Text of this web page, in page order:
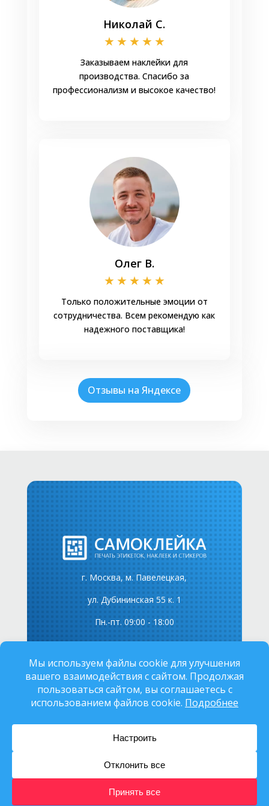
Николай С.
★★★★★
Заказываем наклейки для
производства. Спасибо за
профессионализм и высокое качество!
Олег В.
★★★★★
Только положительные эмоции от
сотрудничества. Всем рекомендую как
надежного поставщика!
Отзывы на Яндексе
г. Москва, м. Павелецкая,
ул. Дубининская 55 к. 1
Пн.-пт. 09:00 - 18:00
Тел.: +7 (495) 150-70-21
Email: sales@samokleika.ru